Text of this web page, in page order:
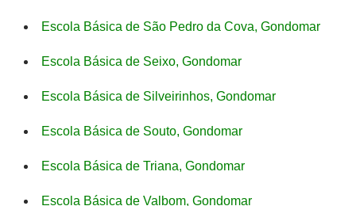
Escola Básica de São Pedro da Cova, Gondomar
Escola Básica de Seixo, Gondomar
Escola Básica de Silveirinhos, Gondomar
Escola Básica de Souto, Gondomar
Escola Básica de Triana, Gondomar
Escola Básica de Valbom, Gondomar